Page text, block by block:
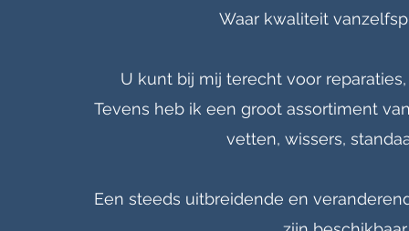
Waar kwaliteit
U kunt bij mij terecht voor
Tevens heb ik een groot assortiment
vetten, wissers,
Een steeds uitbreidende en